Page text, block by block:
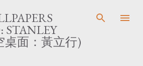
to main content
STANLEY
桌面：黃立行)